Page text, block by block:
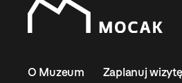
O Muzeum Zaplanuj wizytę